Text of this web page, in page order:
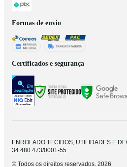
Formas de envio
Certificados e segurança
ENROLADO TECIDOS, UTILIDADES E
34.480.473/0001-55
© Todos os direitos reservados. 2026